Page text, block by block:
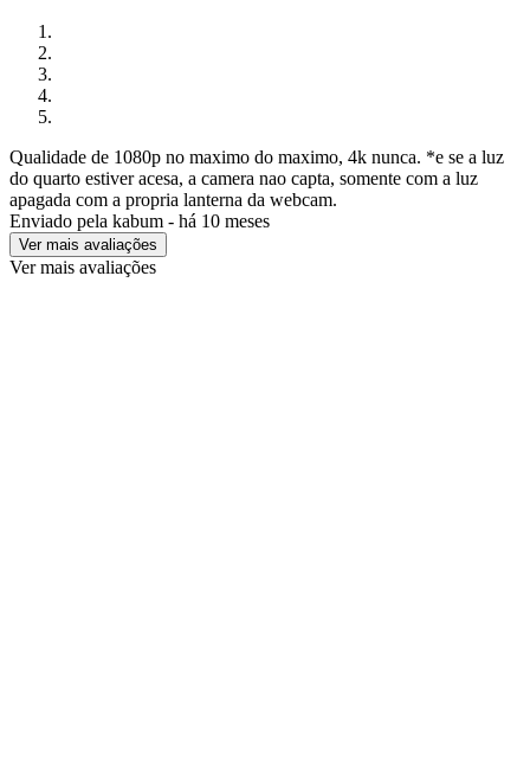
Qualidade de 1080p no maximo do maximo, 4k nunca. *e se a luz
do quarto estiver acesa, a camera nao capta, somente com a luz
apagada com a propria lanterna da webcam.
Enviado pela kabum - há 10 meses
Ver mais avaliações
Ver mais avaliações